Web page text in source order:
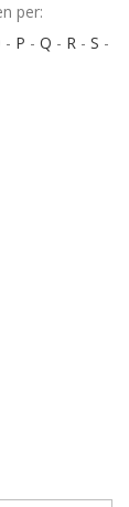
per:
- P - Q - R - S -